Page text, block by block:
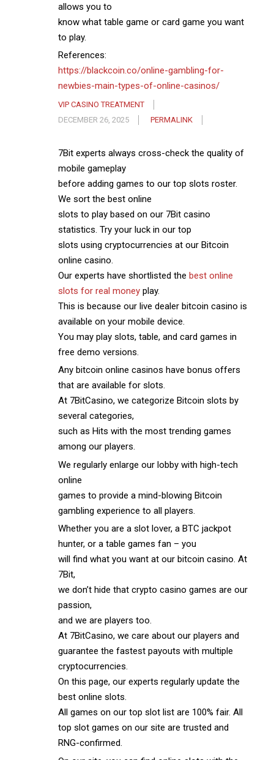
allows you to
know what table game or card game you want
to play.
References:
https://blackcoin.co/online-gambling-for-
newbies-main-types-of-online-casinos/
VIP CASINO TREATMENT
DECEMBER 26, 2025
PERMALINK
7Bit experts always cross-check the quality of
mobile gameplay
before adding games to our top slots roster.
We sort the best online
slots to play based on our 7Bit casino
statistics. Try your luck in our top
slots using cryptocurrencies at our Bitcoin
online casino.
Our experts have shortlisted the best online
slots for real money play.
This is because our live dealer bitcoin casino is
available on your mobile device.
You may play slots, table, and card games in
free demo versions.
Any bitcoin online casinos have bonus offers
that are available for slots.
At 7BitCasino, we categorize Bitcoin slots by
several categories,
such as Hits with the most trending games
among our players.
We regularly enlarge our lobby with high-tech
online
games to provide a mind-blowing Bitcoin
gambling experience to all players.
Whether you are a slot lover, a BTC jackpot
hunter, or a table games fan – you
will find what you want at our bitcoin casino. At
7Bit,
we don’t hide that crypto casino games are our
passion,
and we are players too.
At 7BitCasino, we care about our players and
guarantee the fastest payouts with multiple
cryptocurrencies.
On this page, our experts regularly update the
best online slots.
All games on our top slot list are 100% fair. All
top slot games on our site are trusted and
RNG-confirmed.